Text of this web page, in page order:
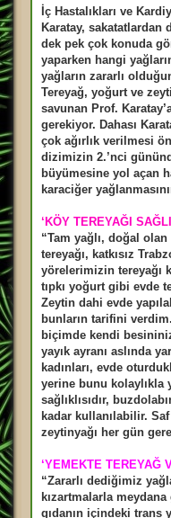
İç Hastalıkları ve
Karatay, sakatatlardan
dek pek çok konuda
yaparken hangi
yağların zararlı
Tereyağ, yoğurt ve
savunan Prof.
gerekiyor. Dahası
çok ağırlık verilmesi
dizimizin 2.’nci
büyümesine yol açan
karaciğer
‘KÖY TEREYAĞI
“Tam yağlı, doğal
tereyağı, katkısız
yörelerimizin tereyağı
tıpkı yoğurt gibi evde
Zeytin dahi evde
bunların tarifini
biçimde kendi
yayık ayranı aslında
kadınları, evde
yerine bunu kolaylıkla
sağlıklısıdır,
kadar kullanılabilir.
zeytinyağı her gün
‘YEMEKTE TEREYAĞ
“Zararlı dediğimiz
kızartmalarla
gıdanın içindeki trans